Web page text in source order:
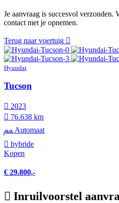
Je aanvraag is succesvol verzonden.
contact met je opnemen.
Terug naar voertuig
Hyundai
Tucson
2023
76.638 km
Automaat
hybride
Kopen
€ 29.800,-
Inruilvoorstel